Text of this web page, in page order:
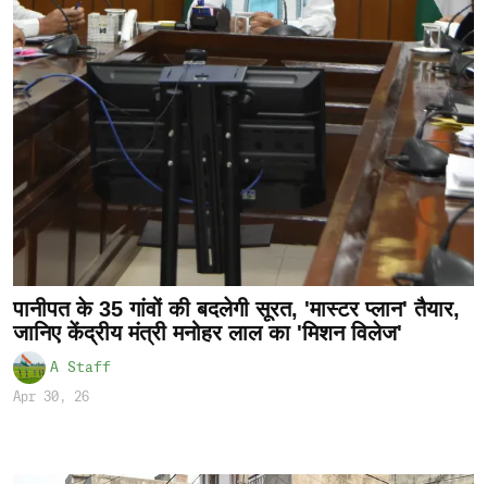
पानीपत के 35 गांवों की बदलेगी सूरत, 'मास्टर प्लान' तैयार,
जानिए केंद्रीय मंत्री मनोहर लाल का 'मिशन विलेज'
A Staff
Apr 30, 26